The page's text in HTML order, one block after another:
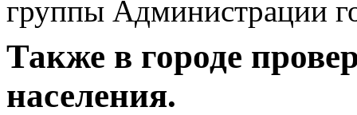
группы Администрации
Также в городе
населения.